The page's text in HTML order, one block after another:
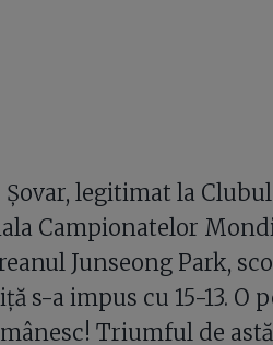
legitimat la
Campionatelor
Junseong Park,
s-a impus cu 15-13. O
Triumful de